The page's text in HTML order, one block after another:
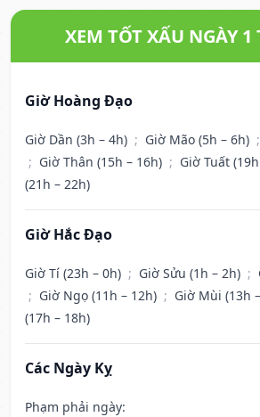
XEM TỐT XẤU NGÀY 1
Giờ Hoàng Đạo
Giờ Dần (3h – 4h) ; Giờ Mão (5h – 6h) ;
; Giờ Thân (15h – 16h) ; Giờ Tuất
(21h – 22h)
Giờ Hắc Đạo
Giờ Tí (23h – 0h) ; Giờ Sửu (1h – 2h) ;
; Giờ Ngọ (11h – 12h) ; Giờ Mùi (13h
(17h – 18h)
Các Ngày Kỵ
Phạm phải ngày: